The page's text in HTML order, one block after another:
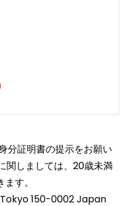
分証明書の提示をお願い
関しましては、20歳未満
す。
150-0002 Japan